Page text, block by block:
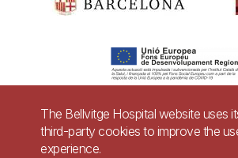
Pie
The Bellvitge Hospital website uses
third-party cookies to improve the
experience.